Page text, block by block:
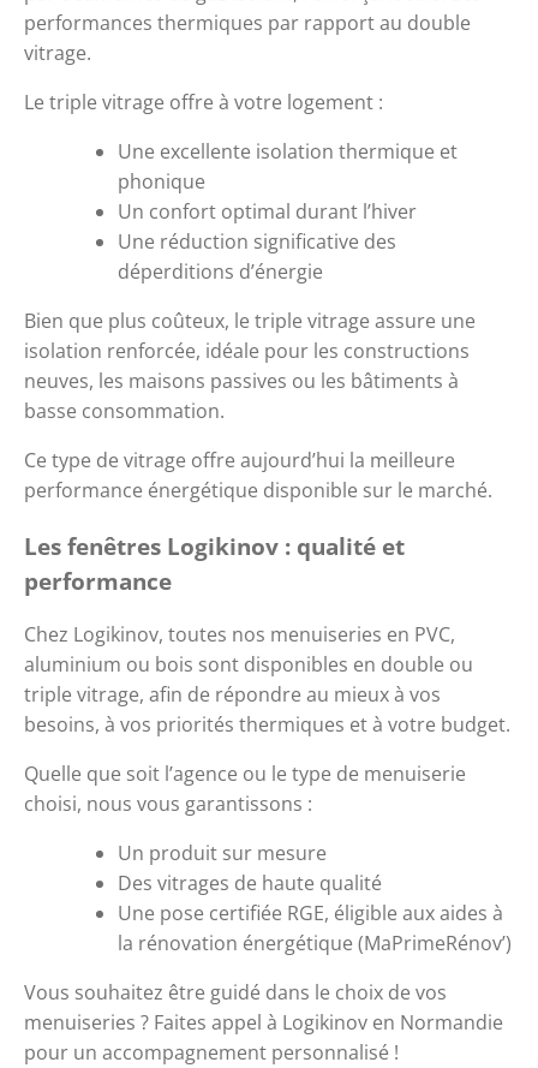
performances thermiques par rapport au double
vitrage.
Le triple vitrage offre à votre logement :
Une excellente isolation thermique et
phonique
Un confort optimal durant l’hiver
Une réduction significative des
déperditions d’énergie
Bien que plus coûteux, le triple vitrage assure une
isolation renforcée, idéale pour les constructions
neuves, les maisons passives ou les bâtiments à
basse consommation.
Ce type de vitrage offre aujourd’hui la meilleure
performance énergétique disponible sur le marché.
Les fenêtres Logikinov : qualité et
performance
Chez Logikinov, toutes nos menuiseries en PVC,
aluminium ou bois sont disponibles en double ou
triple vitrage, afin de répondre au mieux à vos
besoins, à vos priorités thermiques et à votre budget.
Quelle que soit l’agence ou le type de menuiserie
choisi, nous vous garantissons :
Un produit sur mesure
Des vitrages de haute qualité
Une pose certifiée RGE, éligible aux aides à
la rénovation énergétique (MaPrimeRénov’)
Vous souhaitez être guidé dans le choix de vos
menuiseries ? Faites appel à Logikinov en Normandie
pour un accompagnement personnalisé !